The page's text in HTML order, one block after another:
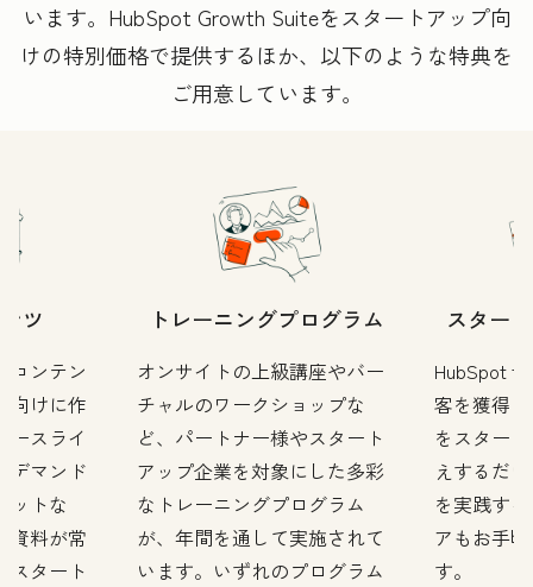
います。HubSpot Growth Suiteをスタートアップ向
けの特別価格で提供するほか、以下のような特典を
ご用意しています。
ツ
コンテン
向けに作
ースライ
デマンド
ットな
資料が常
スタート
トレーニングプログラム
オンサイトの上級講座やバー
チャルのワークショップな
ど、パートナー様やスタート
アップ企業を対象にした多彩
なトレーニングプログラム
が、年間を通して実施されて
います。いずれのプログラム
スター
HubSpot
客を獲得
をスター
えするだ
を実践す
アもお手
す。